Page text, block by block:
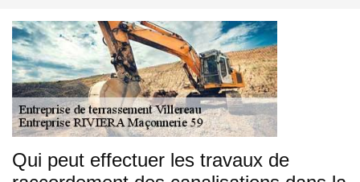
Qui peut effectuer les travaux de